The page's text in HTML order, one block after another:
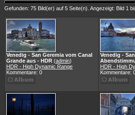
Gefunden: 75 Bild(er) auf 5 Seite(n). Angezeigt: Bild 1
Venedig - San Geremia vom Canal
Grande aus - HDR (admin)
HDR - High Dynamic Range
Kommentare: 0
Venedig -
HDR - High
Kommentare: